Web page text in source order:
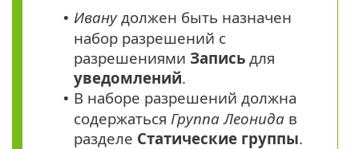
• Иванудолжен быть назначен
набор разрешений с
разрешениями Запись для
уведомлений.
• В наборе разрешений должна
содержаться Группа Леонида в
разделе Статические группы.